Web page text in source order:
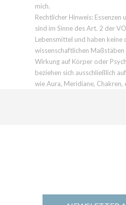
mich.
Rechtlicher Hinweis: Essenzen
sind im Sinne des Art. 2 der
Lebensmittel und haben keine
wissenschaftlichen Maßstäben
Wirkung auf Körper oder
beziehen sich ausschließlich
wie Aura, Meridiane, Chakren,